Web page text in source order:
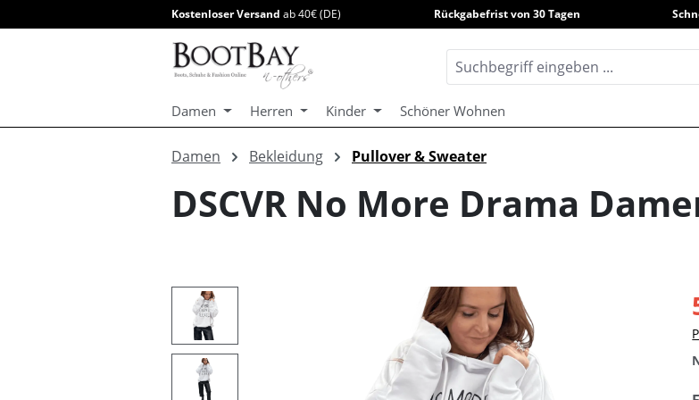
Zur Hauptnavigation springen
Kostenloser Versand ab 40€ (DE) Rückgabefrist von 30 Tagen
Damen Herren Kinder Schöner Wohnen
Damen Bekleidung Pullover & Sweater
DSCVR No More Drama
Bildergalerie überspringen